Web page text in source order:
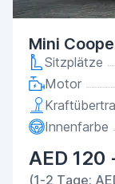
Mini
Sitzplätze
Motor
Innenfarbe
AED 120
(1-2 Tage: